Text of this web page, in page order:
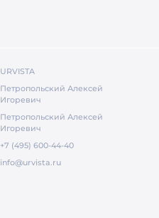
URVISTA
Петропольский Алексей
Игоревич
Петропольский Алексей
Игоревич
+7 (495) 600-44-40
info@urvista.ru